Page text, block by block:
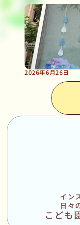
夏真っ 盛りですね
2026年6月26日
掲示板
イン
日々
こども